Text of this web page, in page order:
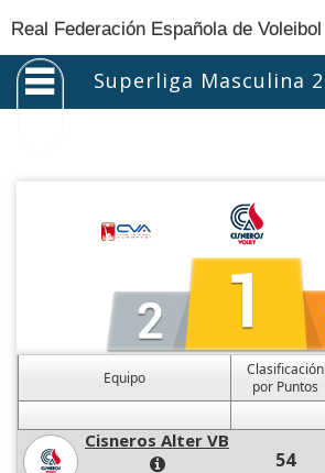
Real Federación Española de Voleibol
Superliga Masculina 2
Equipo
Clasificación
por Puntos
Cisneros Alter VB
54